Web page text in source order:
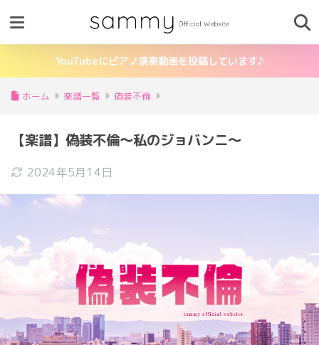
YouTubeにピアノ演奏動画を投稿しています♪
ホーム 楽譜一覧 偽装不倫
【楽譜】偽装不倫〜私のジョバンニ〜
2024年5月14日